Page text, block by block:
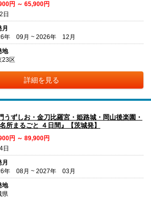
円 ～ 65,900円
日
年 09月 ~ 2026年 12月
地
23区
詳細を見る
うずしお・金刀比羅宮・姫路城・岡山後楽園・
所まるごと ４日間』【茨城発】
円 ～ 89,900円
日
年 08月 ~ 2027年 03月
地
県